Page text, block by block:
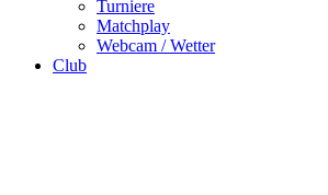
Turniere
Matchplay
Webcam / Wetter
Club